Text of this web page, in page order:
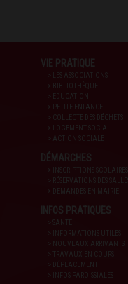
VIE PRATIQUE
> LES ASSOCIATIONS
> BIBLIOTHÈQUE
> EDUCATION
> PETITE ENFANCE
> LOGEMENT SOCIAL
> ACTION SOCIALE
DÉMARCHES
> INSCRIPTIONS SCOLAIRES
> RÉSERVATIONS DES SALLES
> DEMANDES EN MAIRIE
INFOS PRATIQUES
> SANTÉ
> INFORMATIONS UTILES
> NOUVEAUX ARRIVANTS
> TRAVAUX EN COURS
> DÉPLACEMENT
> INFOS PAROISSIALES